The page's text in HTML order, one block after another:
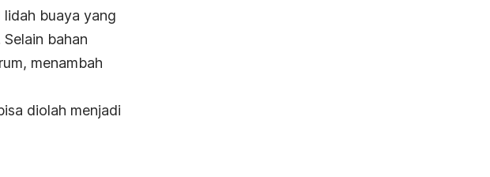
lidah buaya yang
bahan
menambah
diolah menjadi